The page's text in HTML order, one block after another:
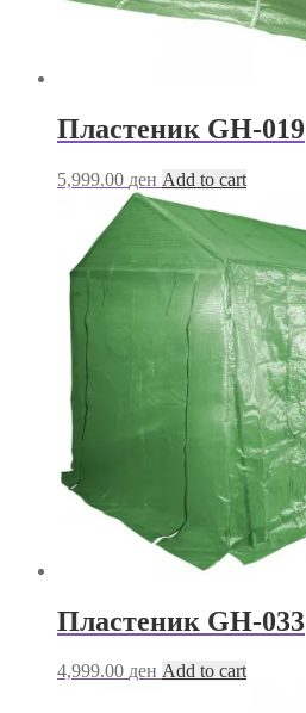
Пластеник GH-019
5,999.00 ден Add to cart
Пластеник GH-033
4,999.00 ден Add to cart